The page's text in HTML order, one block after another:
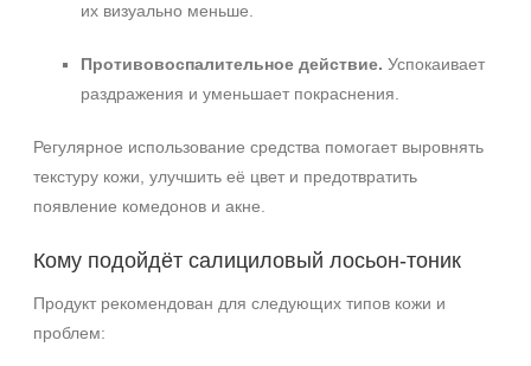
их визуально меньше.
Противовоспалительное действие. Успокаивает
раздражения и уменьшает покраснения.
Регулярное использование средства помогает выровнять
текстуру кожи, улучшить её цвет и предотвратить
появление комедонов и акне.
Кому подойдёт салициловый лосьон‑тоник
Продукт рекомендован для следующих типов кожи и
проблем: